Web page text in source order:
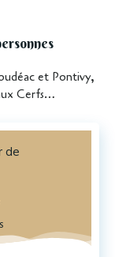
et Pontivy,
Cerfs…
de